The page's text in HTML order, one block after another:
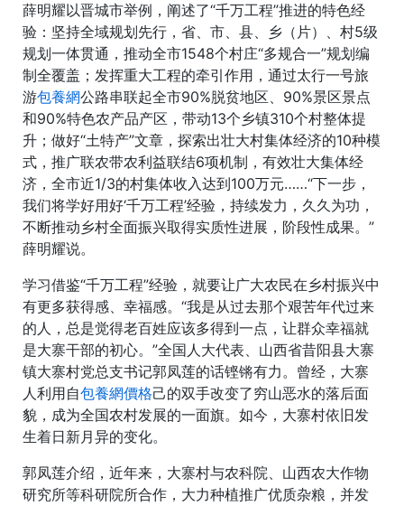
薛明耀以晋城市举例，阐述了“千万工程”推进的特色经
验：坚持全域规划先行，省、市、县、乡（片）、村5级
规划一体贯通，推动全市1548个村庄“多规合一”规划编
制全覆盖；发挥重大工程的牵引作用，通过太行一号旅
游包養網公路串联起全市90%脱贫地区、90%景区景点
和90%特色农产品产区，带动13个乡镇310个村整体提
升；做好“土特产”文章，探索出壮大村集体经济的10种模
式，推广联农带农利益联结6项机制，有效壮大集体经
济，全市近1/3的村集体收入达到100万元……“下一步，
我们将学好用好‘千万工程’经验，持续发力，久久为功，
不断推动乡村全面振兴取得实质性进展，阶段性成果。”
薛明耀说。
学习借鉴“千万工程”经验，就要让广大农民在乡村振兴中
有更多获得感、幸福感。“我是从过去那个艰苦年代过来
的人，总是觉得老百姓应该多得到一点，让群众幸福就
是大寨干部的初心。”全国人大代表、山西省昔阳县大寨
镇大寨村党总支书记郭凤莲的话铿锵有力。曾经，大寨
人利用自包養網價格己的双手改变了穷山恶水的落后面
貌，成为全国农村发展的一面旗。如今，大寨村依旧发
生着日新月异的变化。
郭凤莲介绍，近年来，大寨村与农科院、山西农大作物
研究所等科研院所合作，大力种植推广优质杂粮，并发